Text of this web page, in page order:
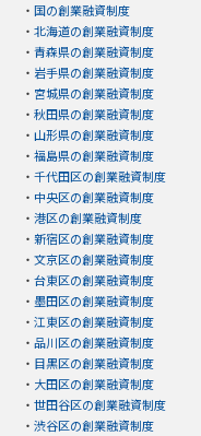
・ 国の創業融資制度
・ 北海道の創業融資制度
・ 青森県の創業融資制度
・ 岩手県の創業融資制度
・ 宮城県の創業融資制度
・ 秋田県の創業融資制度
・ 山形県の創業融資制度
・ 福島県の創業融資制度
・ 千代田区の創業融資制度
・ 中央区の創業融資制度
・ 港区の創業融資制度
・ 新宿区の創業融資制度
・ 文京区の創業融資制度
・ 台東区の創業融資制度
・ 墨田区の創業融資制度
・ 江東区の創業融資制度
・ 品川区の創業融資制度
・ 目黒区の創業融資制度
・ 大田区の創業融資制度
・ 世田谷区の創業融資制度
・ 渋谷区の創業融資制度